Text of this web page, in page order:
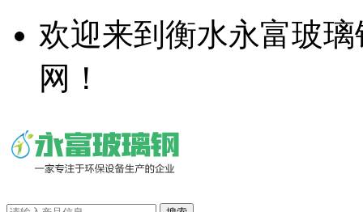
欢迎来到衡水永富玻
网！